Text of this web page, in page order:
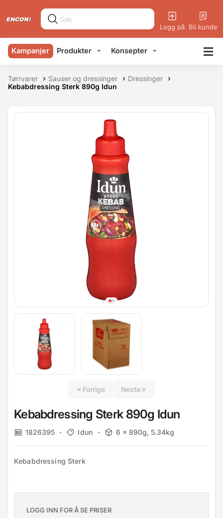
Logg på Bli kunde
Kampanjer Produkter Konsepter
Tørrvarer Sauser og dressinger
Dressinger
Kebabdressing Sterk 890g Idun
Forrige Neste
Kebabdressing Sterk 890g Idun
1826395 Idun 6 x 890g, 5.34kg
Kebabdressing Sterk
LOGG INN FOR Å SE PRISER